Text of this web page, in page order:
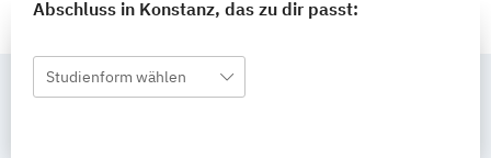
Abschluss in Konstanz, das zu dir passt:
Studienform wählen